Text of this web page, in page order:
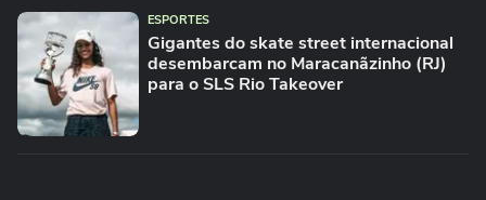
ESPORTES
Gigantes do skate street internacional
desembarcam no Maracanãzinho (RJ)
para o SLS Rio Takeover